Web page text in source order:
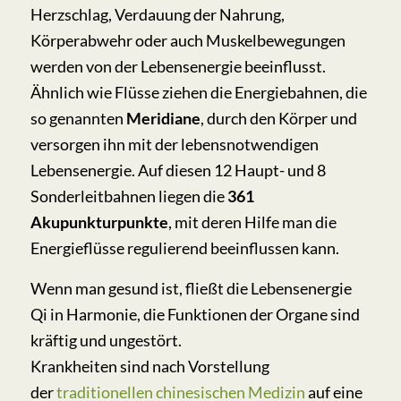
Herzschlag, Verdauung der Nahrung,
Körperabwehr oder auch Muskelbewegungen
werden von der Lebensenergie beeinflusst.
Ähnlich wie Flüsse ziehen die Energiebahnen, die
so genannten Meridiane, durch den Körper und
versorgen ihn mit der lebensnotwendigen
Lebensenergie. Auf diesen 12 Haupt- und 8
Sonderleitbahnen liegen die361
Akupunkturpunkte, mit deren Hilfe man die
Energieflüsse regulierend beeinflussen kann.
Wenn man gesund ist, fließt die Lebensenergie
Qi in Harmonie, die Funktionen der Organe sind
kräftig und ungestört.
Krankheiten sind nach Vorstellung
dertraditionellen chinesischen Medizinauf eine